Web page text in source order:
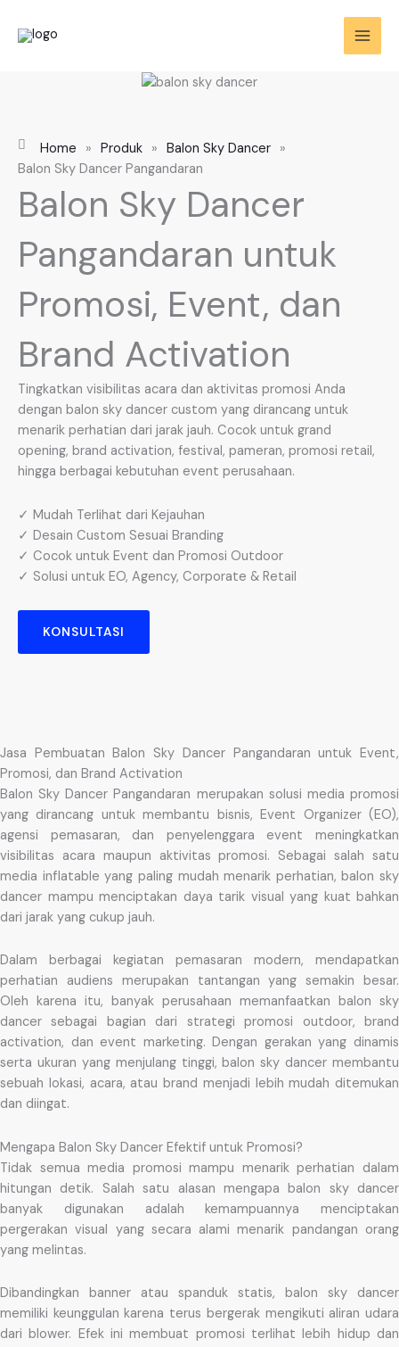
Home » Produk » Balon Sky Dancer
»
Balon Sky Dancer Pangandaran
Balon Sky Dancer
Pangandaran untuk
Promosi, Event, dan
Brand Activation
Tingkatkan visibilitas acara dan aktivitas promosi Anda
dengan balon sky dancer custom yang dirancang untuk
menarik perhatian dari jarak jauh. Cocok untuk grand
opening, brand activation, festival, pameran, promosi retail,
hingga berbagai kebutuhan event perusahaan.
✓ Mudah Terlihat dari Kejauhan
✓ Desain Custom Sesuai Branding
✓ Cocok untuk Event dan Promosi Outdoor
✓ Solusi untuk EO, Agency, Corporate & Retail
KONSULTASI
Jasa Pembuatan Balon Sky Dancer Pangandaran untuk Event,
Promosi, dan Brand Activation
Balon Sky Dancer Pangandaran merupakan solusi media promosi
yang dirancang untuk membantu bisnis, Event Organizer (EO),
agensi pemasaran, dan penyelenggara event meningkatkan
visibilitas acara maupun aktivitas promosi. Sebagai salah satu
media inflatable yang paling mudah menarik perhatian, balon sky
dancer mampu menciptakan daya tarik visual yang kuat bahkan
dari jarak yang cukup jauh.
Dalam berbagai kegiatan pemasaran modern, mendapatkan
perhatian audiens merupakan tantangan yang semakin besar.
Oleh karena itu, banyak perusahaan memanfaatkan balon sky
dancer sebagai bagian dari strategi promosi outdoor, brand
activation, dan event marketing. Dengan gerakan yang dinamis
serta ukuran yang menjulang tinggi, balon sky dancer membantu
sebuah lokasi, acara, atau brand menjadi lebih mudah ditemukan
dan diingat.
Mengapa Balon Sky Dancer Efektif untuk Promosi?
Tidak semua media promosi mampu menarik perhatian dalam
hitungan detik. Salah satu alasan mengapa balon sky dancer
banyak digunakan adalah kemampuannya menciptakan
pergerakan visual yang secara alami menarik pandangan orang
yang melintas.
Dibandingkan banner atau spanduk statis, balon sky dancer
memiliki keunggulan karena terus bergerak mengikuti aliran udara
dari blower. Efek ini membuat promosi terlihat lebih hidup dan